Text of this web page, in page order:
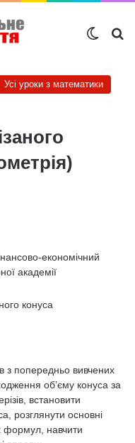
Усі уроки з математики
економічний
академії
конуса
з попередньо вивчених
об’єму конуса за
встановити
розглянути основні
формул, навчити